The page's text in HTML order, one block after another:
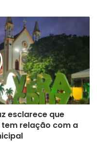
esclarece que
relação com a